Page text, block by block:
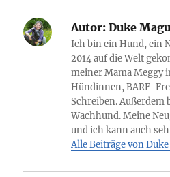
Autor: Duke
Ich bin ein Hund, ein
2014 auf die Welt
meiner Mama Meggy
Hündinnen, BARF-
Schreiben.
Wachhund. Meine
und ich kann auch
Alle Beiträge von